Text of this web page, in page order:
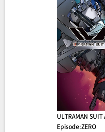
ULTRAMAN SUIT
Episode:ZERO